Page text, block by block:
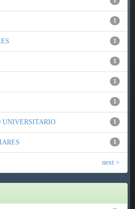
1
1
1
1
1
1
UNIVERSITARIO
1
next >